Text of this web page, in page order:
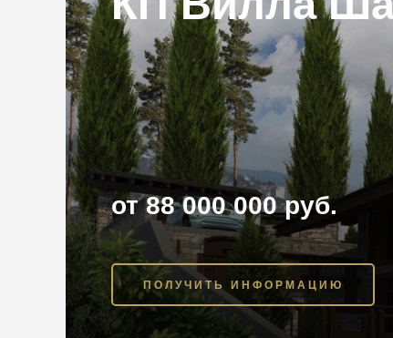
ПОЛУЧИТЬ ИНФОРМАЦИЮ
от 88 000 000 руб.